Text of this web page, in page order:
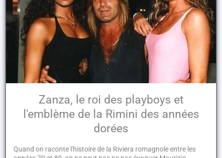
Zanza, le roi des playboys et
l'emblème de la Rimini des années
dorées
Quand on raconte l'histoire de la Riviera romagnole entre les